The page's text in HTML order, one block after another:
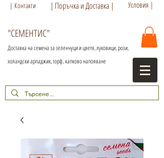
| Контакти | Поръчка и Доставка | Условия |
"СЕМЕНТИС"
Доставка на семена за зеленчуци и цветя, луковици, рози,
холандски арпаджик, торф,капково напояване